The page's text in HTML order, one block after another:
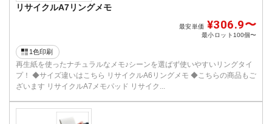
リサイクルA7リングメモ
最安単価 ¥306.9〜
最小ロット100個〜
1色印刷
再生紙を使ったナチュラルなメモ♪シーンを選ばず使いやすいリングタイ
プ！ ◆サイズ違いはこちら リサイクルA6リングメモ ◆こちらの商品もご
ざいます リサイクルA7メモパッド リサイク...